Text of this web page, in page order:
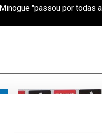
"passou por todas